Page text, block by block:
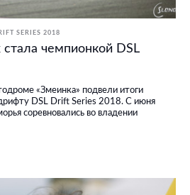
SERIES 2018
чемпионкой DSL
«Змеинка» подвели итоги
DSL Drift Series 2018. С июня
соревновались во владении